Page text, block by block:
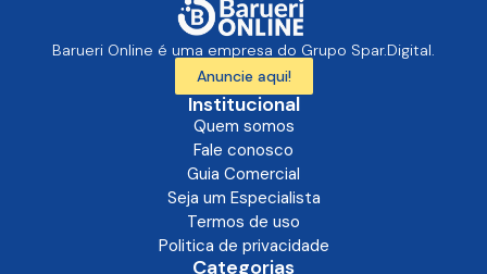
Barueri Online é uma empresa do Grupo Spar.Digital.
Anuncie aqui!
Institucional
Quem somos
Fale conosco
Guia Comercial
Seja um Especialista
Termos de uso
Politica de privacidade
Categorias